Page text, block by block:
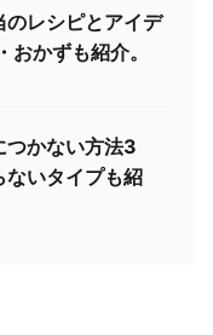
レシピとアイデ
かずも紹介。
つかない方法3
ないタイプも紹